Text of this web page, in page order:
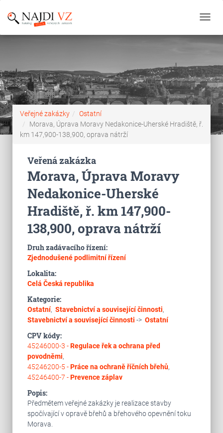
Veřejné zakázky
Ostatní
Morava, Úprava Moravy Nedakonice-Uherské Hradiště, ř.
km 147,900-138,900, oprava nátrží
Veřená zakázka
Morava, Úprava Moravy
Nedakonice-Uherské
Hradiště, ř. km 147,900-
138,900, oprava nátrží
Druh zadávacího řízení:
Zjednodušené podlimitní řízení
Lokalita:
Celá Česká republika
Kategorie:
Ostatní, Stavebnictví a související činnosti,
Stavebnictví a související činnosti -> Ostatní
CPV kódy:
45246000-3 -Regulace řek a ochrana před
povodněmi,
45246200-5 -Práce na ochraně říčních břehů,
45246400-7 -Prevence záplav
Popis:
Předmětem veřejné zakázky je realizace stavby
spočívající v opravě břehů a břehového opevnění toku
Morava.